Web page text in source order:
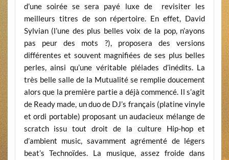
d’une soirée se sera payé luxe de revisiter les
meilleurs titres de son répertoire. En effet, David
Sylvian (l’une des plus belles voix de la pop, n’ayons
pas peur des mots ?), proposera des versions
différentes et souvent magnifiées de ses plus belles
perles, ainsi qu’une véritable pléiades d’inédits. La
très belle salle de la Mutualité se remplie doucement
alors que la première partie a déjà commencé. Il s’agit
de Ready made, un duo de DJ’s français (platine vinyle
et ordi portable) proposant un audacieux mélange de
scratch issu tout droit de la culture Hip-hop et
d’ambient music, savamment agrémenté de légers
beat’s Technoïdes. La musique, assez froide dans